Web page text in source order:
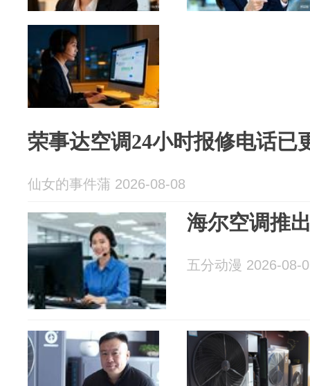
荣事达空调24小时报修电话已
仙女的事件蒲 2026-08-08
海尔空调推
五分动漫 2026-08-